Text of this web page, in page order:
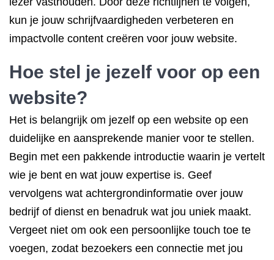
kun je jouw schrijfvaardigheden verbeteren en
impactvolle content creëren voor jouw website.
Hoe stel je jezelf voor op een
website?
Het is belangrijk om jezelf op een website op een
duidelijke en aansprekende manier voor te stellen.
Begin met een pakkende introductie waarin je vertelt
wie je bent en wat jouw expertise is. Geef
vervolgens wat achtergrondinformatie over jouw
bedrijf of dienst en benadruk wat jou uniek maakt.
Vergeet niet om ook een persoonlijke touch toe te
voegen, zodat bezoekers een connectie met jou